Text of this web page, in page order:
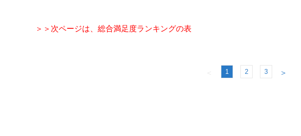
＞＞次ページは、総合満足度ランキングの表
＜ 1 2 3 ＞